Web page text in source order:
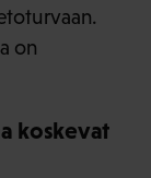
on
koskevat